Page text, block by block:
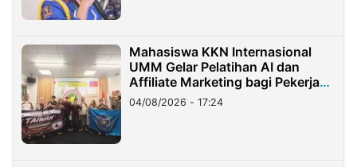
Mahasiswa KKN Internasional
UMM Gelar Pelatihan AI dan
Affiliate Marketing bagi Pekerja
Migran Indonesia di Taiwan
04/08/2026 - 17:24